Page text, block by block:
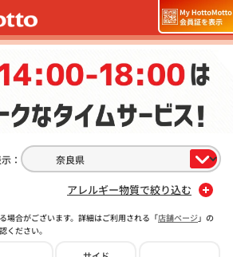
：
アレルギー物質で絞り込む
場合がございます。詳細はご利用される「店舗ページ」の
ください。